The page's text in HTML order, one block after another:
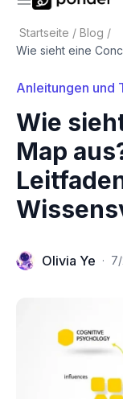
Startseite / Blog /
Wie sieht eine
Anleitungen und
Wie
Map
Olivia Ye ·